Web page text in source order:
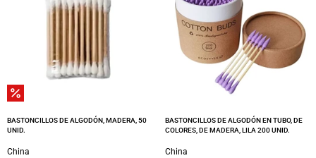
BASTONCILLOS DE ALGODÓN, MADERA, 50
UNID.
China
BASTONCILLOS DE ALGODÓN EN TUBO, DE
COLORES, DE MADERA, LILA 200 UNID.
China